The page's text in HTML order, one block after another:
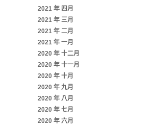
2021 年 四月
2021 年 三月
2021 年 二月
2021 年 一月
2020 年 十二月
2020 年 十一月
2020 年 十月
2020 年 九月
2020 年 八月
2020 年 七月
2020 年 六月